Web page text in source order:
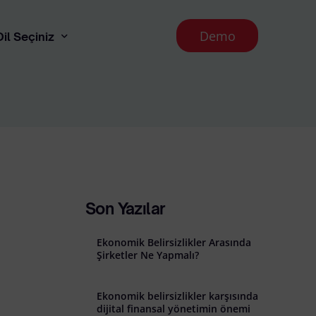
Seçiniz Demo
Son Yazılar
Ekonomik Belirsizlikler Arasında
Şirketler Ne Yapmalı?
Ekonomik belirsizlikler karşısında
dijital finansal yönetimin önemi